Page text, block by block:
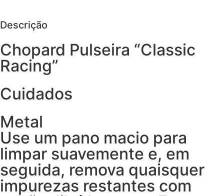
Descrição
Chopard Pulseira “Classic
Racing”
Cuidados
Metal
Use um pano macio para
limpar suavemente e, em
seguida, remova quaisquer
impurezas restantes com